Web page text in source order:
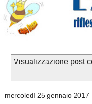
Visualizzazione post
mercoledì 25 gennaio 2017